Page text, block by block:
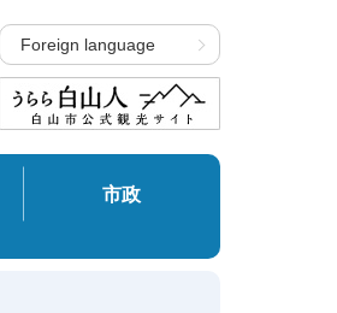
Foreign language
市政